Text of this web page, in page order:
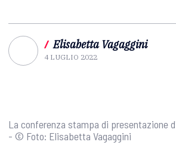
/ Elisabetta Vagaggini
4 LUGLIO 2022
La conferenza stampa di presentazione
- © Foto: Elisabetta Vagaggini